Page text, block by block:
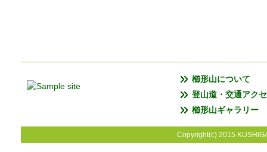
櫛形山について
登山道・交通アク
櫛形山ギャラリー
Copyright(c) 2015